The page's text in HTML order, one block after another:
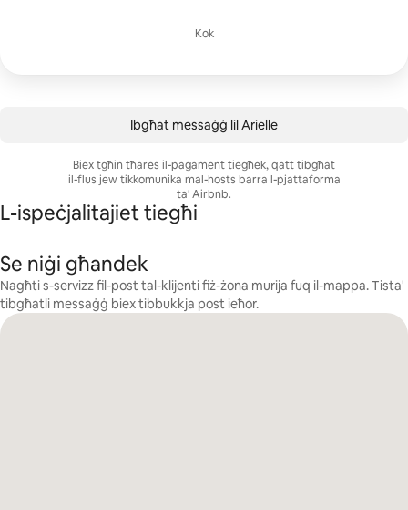
Kok
Ibgħat messaġġ lil Arielle
Віех tgħіn tħаrеѕ іl-раgаmеnt tіеgħеk, qаtt tіbgħаt
іl-fluѕ јеw tіkkоmunіkа mаl-hоѕtѕ bаrrа l-рјаttаfоrmа
tа' Аіrbnb.
L-ispeċjalitajiet tiegħi
Se niġi għandek
Nagħti s-servizz fil-post tal-klijenti fiż-żona murija fuq il-mappa. Tista'
tibgħatli messaġġ biex tibbukkja post ieħor.